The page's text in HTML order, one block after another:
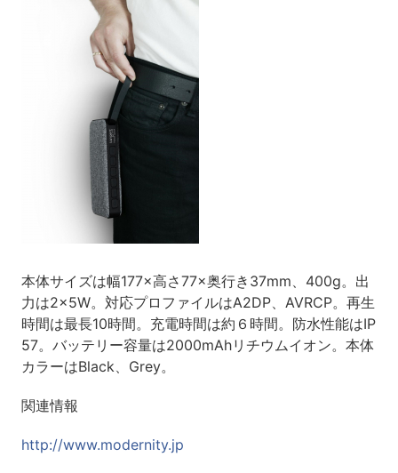
本体サイズは幅177×高さ77×奥行き37mm、400g。出
力は2×5W。対応プロファイルはA2DP、AVRCP。再生
時間は最長10時間。充電時間は約６時間。防水性能はIP
57。バッテリー容量は2000mAhリチウムイオン。本体
カラーはBlack、Grey。
関連情報
http://www.modernity.jp